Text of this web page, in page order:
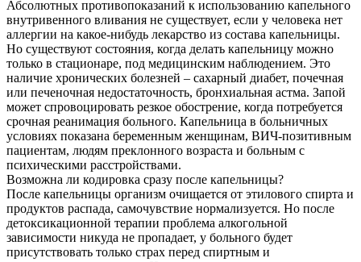
Абсолютных противопоказаний к использованию капельного
внутривенного вливания не существует, если у человека нет
аллергии на какое-нибудь лекарство из состава капельницы.
Но существуют состояния, когда делать капельницу можно
только в стационаре, под медицинским наблюдением. Это
наличие хронических болезней – сахарный диабет, почечная
или печеночная недостаточность, бронхиальная астма. Запой
может спровоцировать резкое обострение, когда потребуется
срочная реанимация больного. Капельница в больничных
условиях показана беременным женщинам, ВИЧ-позитивным
пациентам, людям преклонного возраста и больным с
психическими расстройствами.
Возможна ли кодировка сразу после капельницы?
После капельницы организм очищается от этилового спирта и
продуктов распада, самочувствие нормализуется. Но после
детоксикационной терапии проблема алкогольной
зависимости никуда не пропадает, у больного будет
присутствовать только страх перед спиртным и